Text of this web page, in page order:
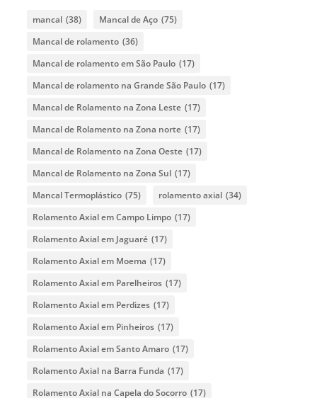
mancal (38) Mancal de Aço (75)
Mancal de rolamento (36)
Mancal de rolamento em São Paulo (17)
Mancal de rolamento na Grande São Paulo (17)
Mancal de Rolamento na Zona Leste (17)
Mancal de Rolamento na Zona norte (17)
Mancal de Rolamento na Zona Oeste (17)
Mancal de Rolamento na Zona Sul (17)
Mancal Termoplástico (75) rolamento axial (34)
Rolamento Axial em Campo Limpo (17)
Rolamento Axial em Jaguaré (17)
Rolamento Axial em Moema (17)
Rolamento Axial em Parelheiros (17)
Rolamento Axial em Perdizes (17)
Rolamento Axial em Pinheiros (17)
Rolamento Axial em Santo Amaro (17)
Rolamento Axial na Barra Funda (17)
Rolamento Axial na Capela do Socorro (17)